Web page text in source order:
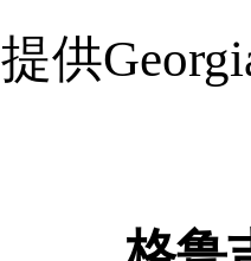
提供